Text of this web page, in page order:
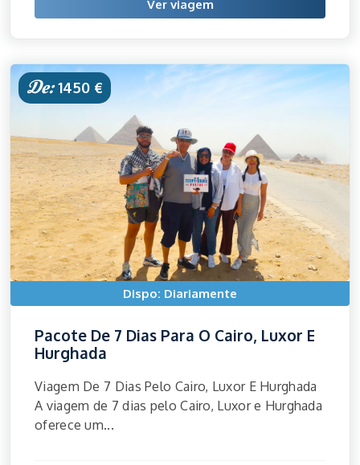
Ver viagem
De:1450 €
Dispo: Diariamente
Pacote De 7 Dias Para O Cairo, Luxor E
Hurghada
Viagem De 7 Dias Pelo Cairo, Luxor E Hurghada
A viagem de 7 dias pelo Cairo, Luxor e Hurghada
oferece um...